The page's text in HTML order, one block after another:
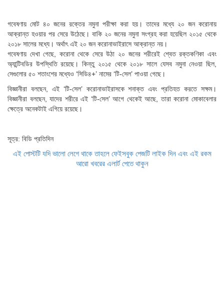
গবেষণায় মোট ৪০ জনের রক্তের নমুনা পরীক্ষা করা হয়। তাদের মধ্যে ২০ জন করোনায়
আক্রান্ত হওয়ার পর সেরে উঠেছে। বাকি ২০ জনের নমুনা সংগ্রহ করা হয়েছিল ২০১৫ থেকে
২০১৮ সালের মধ্যে। অর্থাৎ এই ২০ জন করোনাভাইরাসে আক্রান্ত নয়।
গবেষণায় দেখা গেছে, করোনা থেকে সেরে উঠা ২০ জনের শরীরেই শ্বেত রক্তকণিকা এবং
অ্যান্টিবডির উপস্থিতি রয়েছে। কিন্তু ২০১৫ থেকে ২০১৮ সালে যেসব নমুনা নেওয়া ছিল,
সেগুলোর ৫০ শতাংশের মধ্যেও ‘সিডি৪+’ নামের ‘টি-সেল’ পাওয়া গেছে।
বিজ্ঞানীরা বলছেন, এই ‘টি-সেল’ করোনাভাইরাসকে শনাক্ত এবং প্রতিহত করতে সক্ষম।
বিজ্ঞানীরা বলছেন, যাদের শরীরে এই ‘টি-সেল’ আগে থেকেই আছে, তারা করোনা মোকাবেলার
ক্ষেত্রে অনেকটাই এগিয়ে রয়েছে।
সূত্র: বিডি প্রতিদিন
এই পোস্টটি যদি ভালো লেগে থাকে তাহলে ফেইসবুক পেজটি লাইক দিন এবং এই রকম
আরো খবরের এলার্ট পেতে থাকুন